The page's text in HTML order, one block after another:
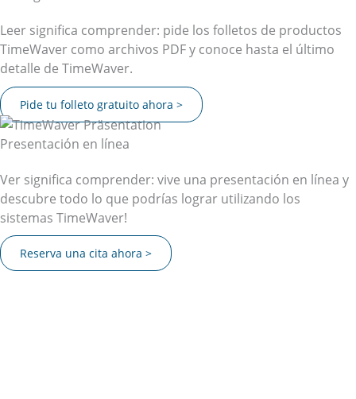
Leer significa comprender: pide los folletos de productos
TimeWaver como archivos PDF y conoce hasta el último
detalle de TimeWaver.
Pide tu folleto gratuito ahora >
Presentación en línea
Ver significa comprender: vive una presentación en línea y
descubre todo lo que podrías lograr utilizando los
sistemas TimeWaver!
Reserva una cita ahora >